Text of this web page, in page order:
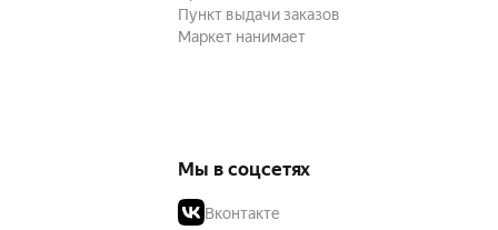
Пункт выдачи заказов
Маркет нанимает
Мы в соцсетях
Вконтакте